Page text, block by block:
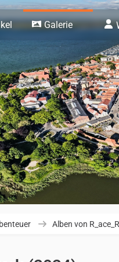
Galerie
Alben von R_ace_R